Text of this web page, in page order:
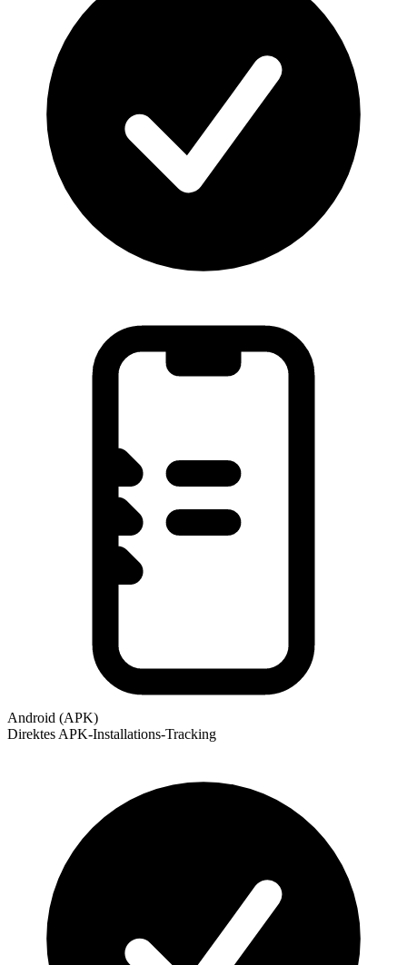
Android (APK)
Direktes APK-Installations-Tracking